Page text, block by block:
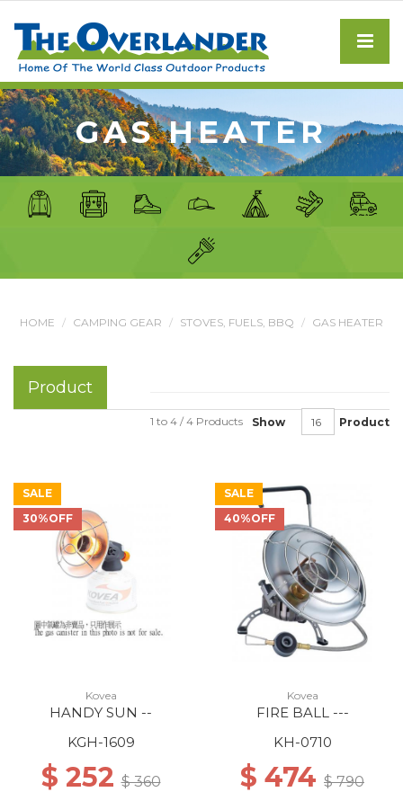
GAS HEATER
HOME CAMPING GEAR STOVES, FUELS, BBQ GAS HEATER
Product
Show Product
1 to 4 / 4 Products
SALE
30%OFF
Kovea
HANDY SUN --
KGH-1609
$ 252$ 360
SALE
40%OFF
Kovea
FIRE BALL ---
KH-0710
$ 474 $ 790